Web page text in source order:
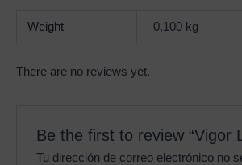
Weight 0,100 kg
There are no reviews yet.
Be the first to review “Vigor
Tu dirección de correo electrónico no